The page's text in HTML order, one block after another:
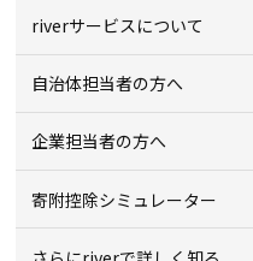
riverサービスについて
自治体担当者の方へ
企業担当者の方へ
寄附控除シミュレーター